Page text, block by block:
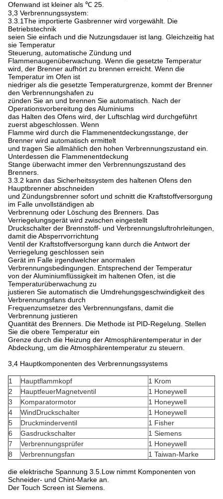
Ofenwand ist kleiner als ℃ 25.
3,3 Verbrennungssystem:
3.3.1The importierte Gasbrenner wird vorgewählt. Die
Betriebstechnik
seien Sie einfach und die Nutzungsdauer ist lang. Gleichzeitig hat
sie Temperatur
Steuerung, automatische Zündung und
Flammenaugenüberwachung. Wenn die gesetzte Temperatur
wird, der Brenner aufhört zu brennen erreicht. Wenn die
Temperatur im Ofen ist
niedriger als die gesetzte Temperaturgrenze, kommt der Brenner
den Verbrennungshafen zu
zünden Sie an und brennen Sie automatisch. Nach der
Operationsvorbereitung des Aluminiums
das Halten des Ofens wird, der Luftschlag wird durchgeführt
zuerst abgeschlossen. Wenn
Flamme wird durch die Flammenentdeckungsstange, der
Brenner wird automatisch ermittelt
und tragen Sie allmählich den hohen Verbrennungszustand ein.
Unterdessen die Flammenentdeckung
Stange überwacht immer den Verbrennungszustand des
Brenners.
3.3.2 kann das Sicherheitssystem des haltenen Ofens den
Hauptbrenner abschneiden
und Zündungsbrenner sofort und schnitt die Kraftstoffversorgung
im Falle unvollständigen ab
Verbrennung oder Löschung des Brenners. Das
Verriegelungsgerät wird zwischen eingestellt
Druckschalter der Brennstoff- und Verbrennungsluftrohrleitungen,
damit die Absperrvorrichtung
Ventil der Kraftstoffversorgung kann durch die Antwort der
Verriegelung geschlossen sein
Gerät im Falle irgendwelcher anormalen
Verbrennungsbedingungen. Entsprechend der Temperatur
von der Aluminiumflüssigkeit im haltenen Ofen, ist die
Temperaturüberwachung zu
justieren Sie automatisch die Umdrehungsgeschwindigkeit des
Verbrennungsfans durch
Frequenzumsetzer des Verbrennungsfans, damit die
Verbrennung justieren
Quantität des Brenners. Die Methode ist PID-Regelung. Stellen
Sie die obere Temperatur ein
Grenze durch die Heizung der Atmosphärentemperatur in der
Abdeckung, um die Atmosphärentemperatur zu steuern.
3,4 Hauptkomponenten des Verbrennungssystems
1 Hauptflammkopf
1 Krom
2
HauptfeuerMagnetventil
1 Honeywell
3
Komparatormotor
1 Honeywell
4
WindDruckschalter
1 Honeywell
5
Druckminderventil
1 Fisher
6
Gasdruckschalter
1 Siemens
7
Verbrennungsprüfer
1 Honeywell
8
Verbrennungsfan 1 Taiwan-Marke
die elektrische Spannung 3.5.Low nimmt Komponenten von
Schneider- und Chint-Marke an.
Der Touch Screen ist Siemens.